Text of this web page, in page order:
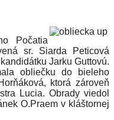
Počatia
sr. Siarda Peticová
Jarku Guttovú.
obliečku do bieleho
ktorá zároveň
Lucia. Obrady viedol
O.Praem v kláštornej